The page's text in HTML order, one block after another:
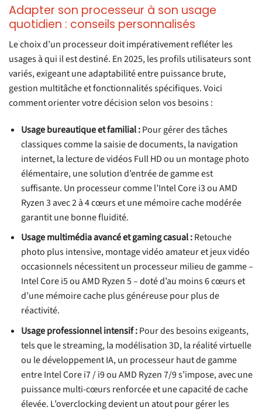
Adapter son processeur à son usage
quotidien : conseils personnalisés
Le choix d’un processeur doit impérativement refléter les
usages à qui il est destiné. En 2025, les profils utilisateurs sont
variés, exigeant une adaptabilité entre puissance brute,
gestion multitâche et fonctionnalités spécifiques. Voici
comment orienter votre décision selon vos besoins :
Usage bureautique et familial :Pour gérer des tâches
classiques comme la saisie de documents, la navigation
internet, la lecture de vidéos Full HD ou un montage photo
élémentaire, une solution d’entrée de gamme est
suffisante. Un processeur comme l’Intel Core i3 ou AMD
Ryzen 3 avec 2 à 4 cœurs et une mémoire cache modérée
garantit une bonne fluidité.
Usage multimédia avancé et gaming casual :Retouche
photo plus intensive, montage vidéo amateur et jeux vidéo
occasionnels nécessitent un processeur milieu de gamme –
Intel Core i5 ou AMD Ryzen 5 – doté d’au moins 6 cœurs et
d’une mémoire cache plus généreuse pour plus de
réactivité.
Usage professionnel intensif :Pour des besoins exigeants,
tels que le streaming, la modélisation 3D, la réalité virtuelle
ou le développement IA, un processeur haut de gamme
entre Intel Core i7 / i9 ou AMD Ryzen 7/9 s’impose, avec une
puissance multi-cœurs renforcée et une capacité de cache
élevée. L’overclocking devient un atout pour gérer les